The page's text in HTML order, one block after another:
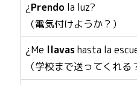
¿Prendo la luz?
（電気付けようか？）
¿Me llavashasta la
（学校まで送ってくれる